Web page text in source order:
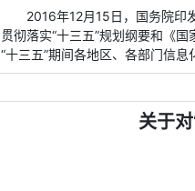
2016年12月15日，国务院印
贯彻落实“十三五”规划纲要和《
“十三五”期间各地区、各部门信息
关于